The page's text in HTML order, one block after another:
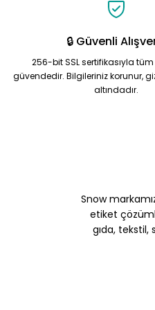
Bu ürüne benzer farklı
🔒 Güvenli
256-bit SSL sertifikasıyla
güvendedir. Bilgileriniz korunur,
altındadır.
Snow
etiket
gıda, tekstil,